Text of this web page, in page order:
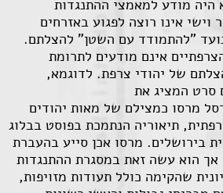
מודע למאמצי ההתנגדות
אינו רוצה לפגוע באזרחים
"להתמודד עם השטן" להצלתם.
אינם מודעים לתרומת
של יהודי צרפת. לדוגמא,
סרט המציג את
מרסו כמצילם של מאות יהודים
תיאוריה הנתמכת בפוסט בבלוג
בירושלים. מרסו אכן סייע בהעברת
אך הוא עשה זאת במסגרת ההתנגדות
שהקימה כולל תעודות מזויפות,